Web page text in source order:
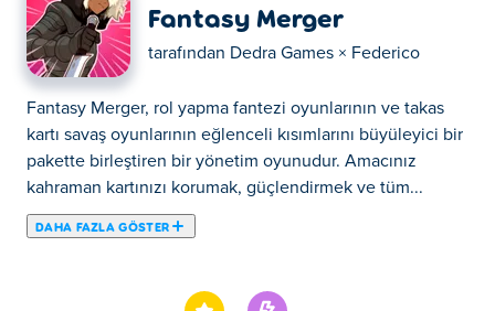
Fantasy Merger
tarafından Dedra Games × Federico
Fantasy Merger, rol yapma fantezi oyunlarının ve takas
kartı savaş oyunlarının eğlenceli kısımlarını büyüleyici bir
pakette birleştiren bir yönetim oyunudur. Amacınız
kahraman kartınızı korumak, güçlendirmek ve tüm...
DAHA FAZLA GÖSTER
pakette birleştiren bir yönetim oyunudur. Amacınız